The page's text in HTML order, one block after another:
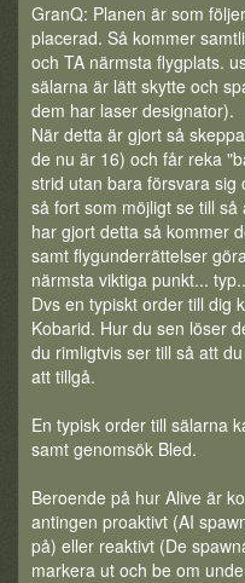
GranQ: Planen är som
placerad. Så kommer
och TA närmsta flygplats.
sälarna är lätt skytte och
dem har laser designator).
När detta är gjort så
de nu är 16) och får reka
strid utan bara försvara
så fort som möjligt se till
har gjort detta så kommer
samt flygunderrättelser
närmsta viktiga punkt...
Dvs en typiskt order till dig
Kobarid. Hur du sen löser
du rimligtvis ser till så att
att tillgå.
En typisk order till sälarna
samt genomsök Bled.
Beroende på hur Alive är
antingen proaktivt (AI
på) eller reaktivt (De
markera ut och be om